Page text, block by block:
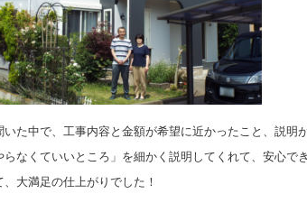
た中で、工事内容と金額が希望に近かったこと、説明
なくていいところ」を細かく説明してくれて、安心でき
大満足の仕上がりでした！